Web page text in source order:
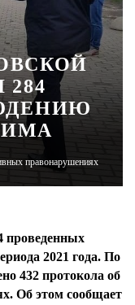
ОСОБЕННЫЙ
ЕДЫ
правонарушениях
проведенных
2021 года. По
432 протокола об
Об этом сообщает